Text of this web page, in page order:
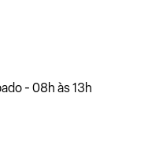
- 08h às 13h